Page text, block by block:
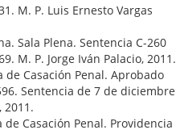
M. P. Luis Ernesto Vargas
Sala Plena. Sentencia C-260
M. P. Jorge Iván Palacio, 2011.
de Casación Penal. Aprobado
Sentencia de 7 de diciembre
2011.
Casación Penal. Providencia